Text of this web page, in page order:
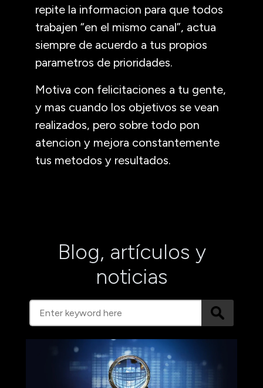
repite la informacion para que todos
trabajen “en el mismo canal”, actua
siempre de acuerdo a tus propios
parametros de prioridades.
Motiva con felicitaciones a tu gente,
y mas cuando los objetivos se vean
realizados, pero sobre todo pon
atencion y mejora constantemente
tus metodos y resultados.
Blog, artículos y
noticias